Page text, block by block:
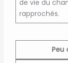
de vie du
rapprochés.
Peu